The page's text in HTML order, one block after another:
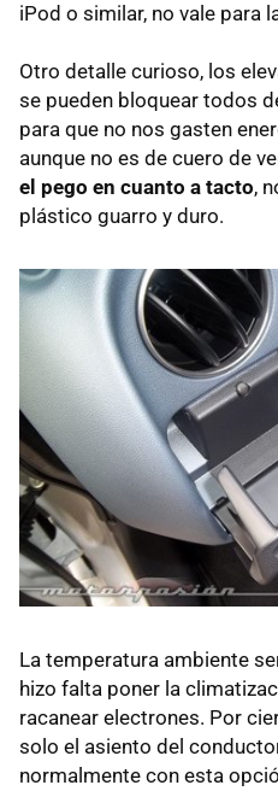
iPod o similar, no vale para
Otro detalle curioso, los
se pueden bloquear todos
para que no nos gasten
aunque no es de cuero de
el pego en cuanto a tacto,
plástico guarro y duro.
La temperatura ambiente
hizo falta poner la
racanear electrones. Por
solo el asiento del
normalmente con esta